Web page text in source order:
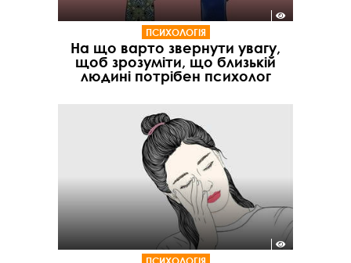
ПСИХОЛОГІЯ
На що варто звернути увагу,
щоб зрозуміти, що близькій
людині потрібен психолог
ПСИХОЛОГІЯ